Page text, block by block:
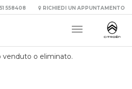
558408 RICHIEDI UN APPUNTAMENTO
venduto o eliminato.